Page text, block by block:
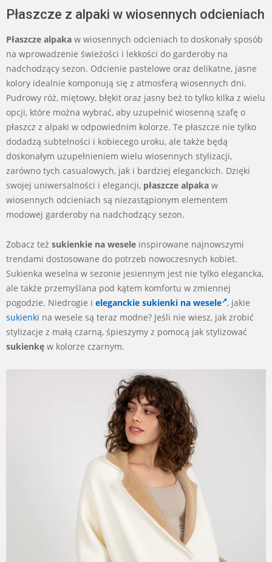
Płaszcze z alpaki w wiosennych odcieniach
Płaszcze alpaka w wiosennych odcieniach to doskonały sposób
na wprowadzenie świeżości i lekkości do garderoby na
nadchodzący sezon. Odcienie pastelowe oraz delikatne, jasne
kolory idealnie komponują się z atmosferą wiosennych dni.
Pudrowy róż, miętowy, błękit oraz jasny beż to tylko kilka z wielu
opcji, które można wybrać, aby uzupełnić wiosenną szafę o
płaszcz z alpaki w odpowiednim kolorze. Te płaszcze nie tylko
dodadzą subtelności i kobiecego uroku, ale także będą
doskonałym uzupełnieniem wielu wiosennych stylizacji,
zarówno tych casualowych, jak i bardziej eleganckich. Dzięki
swojej uniwersalności i elegancji, płaszcze alpaka w
wiosennych odcieniach są niezastąpionym elementem
modowej garderoby na nadchodzący sezon.
Zobacz też sukienkie na wesele inspirowane najnowszymi
trendami dostosowane do potrzeb nowoczesnych kobiet.
Sukienka weselna w sezonie jesiennym jest nie tylko elegancka,
ale także przemyślana pod kątem komfortu w zmiennej
pogodzie. Niedrogie i eleganckie sukienki na wesele , jakie
sukienki na wesele są teraz modne? Jeśli nie wiesz, jak zrobić
stylizacje z małą czarną, śpieszymy z pomocą jak stylizować
sukienkę w kolorze czarnym.